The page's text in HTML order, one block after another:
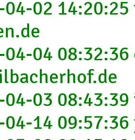
04-02
04-04
04-03
04-14